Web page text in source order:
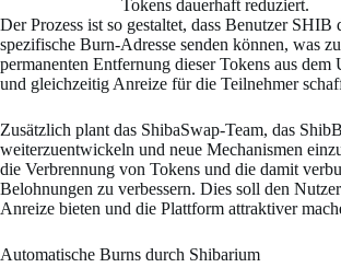
Tokens dauerhaft reduziert.
Der Prozess ist so gestaltet, dass Benutzer SHIB
spezifische Burn-Adresse senden können, was
permanenten Entfernung dieser Tokens aus
und gleichzeitig Anreize für die Teilnehmer
Zusätzlich plant das ShibaSwap-Team, das
weiterzuentwickeln und neue Mechanismen
die Verbrennung von Tokens und die damit
Belohnungen zu verbessern. Dies soll den
Anreize bieten und die Plattform attraktiver
Automatische Burns durch Shibarium